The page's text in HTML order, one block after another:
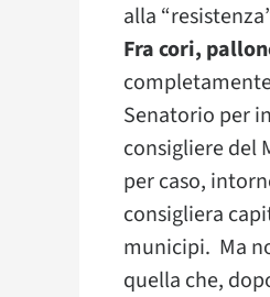
alla
Fra cori,
Senatorio per
consigliere del
per caso,
consigliera
municipi. Ma
quella che,